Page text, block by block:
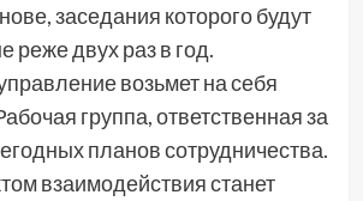
заседания которого будут
реже двух раз в год.
возьмет на себя
группа, ответственная за
планов сотрудничества.
взаимодействия станет